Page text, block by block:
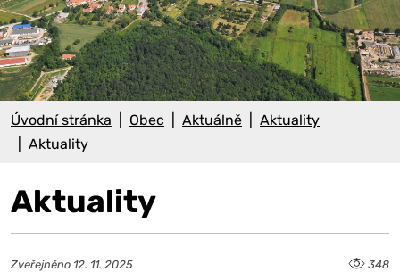
Úvodní stránka Obec Aktuálně
Aktuality
Aktuality
Aktuality
Zveřejněno 12. 11. 2025 348